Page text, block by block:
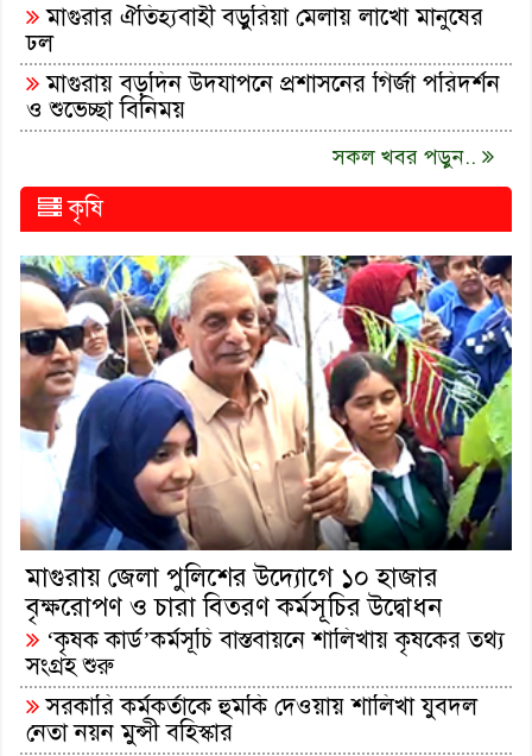
মাগুরার ঐতিহ্যবাহী বড়ুরিয়া মেলায় লাখো মানুষের
ঢল
মাগুরায় বড়দিন উদযাপনে প্রশাসনের গির্জা পরিদর্শন
ও শুভেচ্ছা বিনিময়
সকল খবর পড়ুন..
কৃষি
মাগুরায় জেলা পুলিশের উদ্যোগে ১০ হাজার
বৃক্ষরোপণ ও চারা বিতরণ কর্মসূচির উদ্বোধন
‘কৃষক কার্ড’কর্মসূচি বাস্তবায়নে শালিখায় কৃষকের তথ্য
সংগ্রহ শুরু
সরকারি কর্মকর্তাকে হুমকি দেওয়ায় শালিখা যুবদল
নেতা নয়ন মুন্সী বহিস্কার